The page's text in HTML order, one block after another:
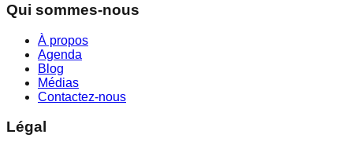
Qui sommes-nous
À propos
Agenda
Blog
Médias
Contactez-nous
Légal